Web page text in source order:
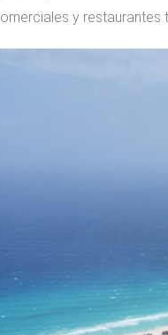
y restaurantes